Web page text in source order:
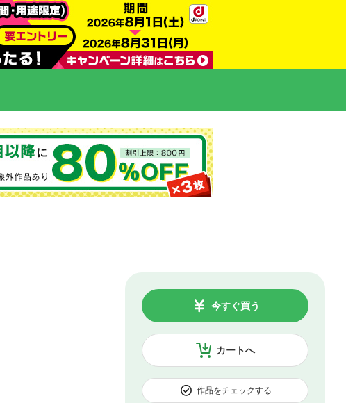
カートへ
今すぐ買う
作品をチェックする